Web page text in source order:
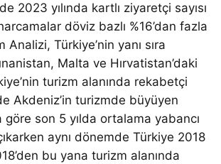
2023 yılında kartlı ziyaretçi sayısı
döviz bazlı %16’dan fazla
Türkiye’nin yanı sıra
Malta ve Hırvatistan’daki
turizm alanında rekabetçi
Akdeniz’in turizmde büyüyen
göre son 5 yılda ortalama yabancı
aynı dönemde Türkiye 2018
bu yana turizm alanında